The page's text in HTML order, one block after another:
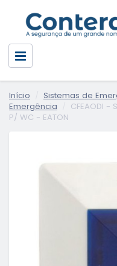
Início Sistemas de
Emergência
CFEAODI -
P/ WC - EATON